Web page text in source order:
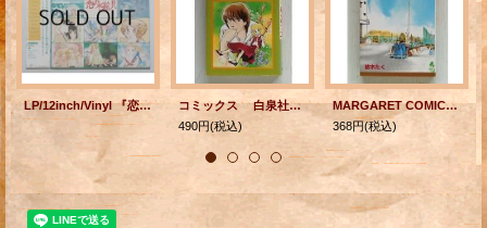
LP/12inch/Vinyl 『恋の水絵具』 1977年 帯あり/10人の人気まんが家によるイラスト集（歌詞付）
コミックス 白泉社 花とゆめCOMICS ひかわきょうこ傑作集 千津美と藤臣君 春を待つころ ひかわきょうこ (1981)
490円(税込)
MARGARET COMICS ”みんなで卒業をうたおう” 紡木たく 1986年2月28日 第1刷発行 集英社
368円(税込)